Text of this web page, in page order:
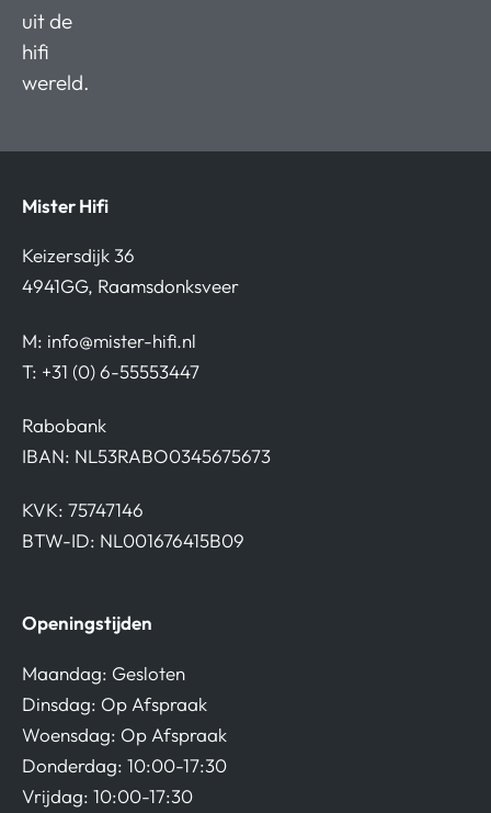
uit de
hifi
wereld.
Mister Hifi
Keizersdijk 36
4941GG, Raamsdonksveer
M: info@mister-hifi.nl
T: +31 (0) 6-55553447
Rabobank
IBAN: NL53RABO0345675673
KVK: 75747146
BTW-ID: NL001676415B09
Openingstijden
Maandag: Gesloten
Dinsdag: Op Afspraak
Woensdag: Op Afspraak
Donderdag: 10:00-17:30
Vrijdag: 10:00-17:30